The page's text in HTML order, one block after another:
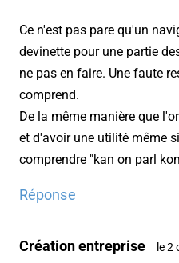
Ce n'est pas pare qu'un
devinette pour une partie
ne pas en faire. Une faute
comprend.
De la même manière que
et d'avoir une utilité même
comprendre "kan on parl
Réponse
Création entreprise le 2